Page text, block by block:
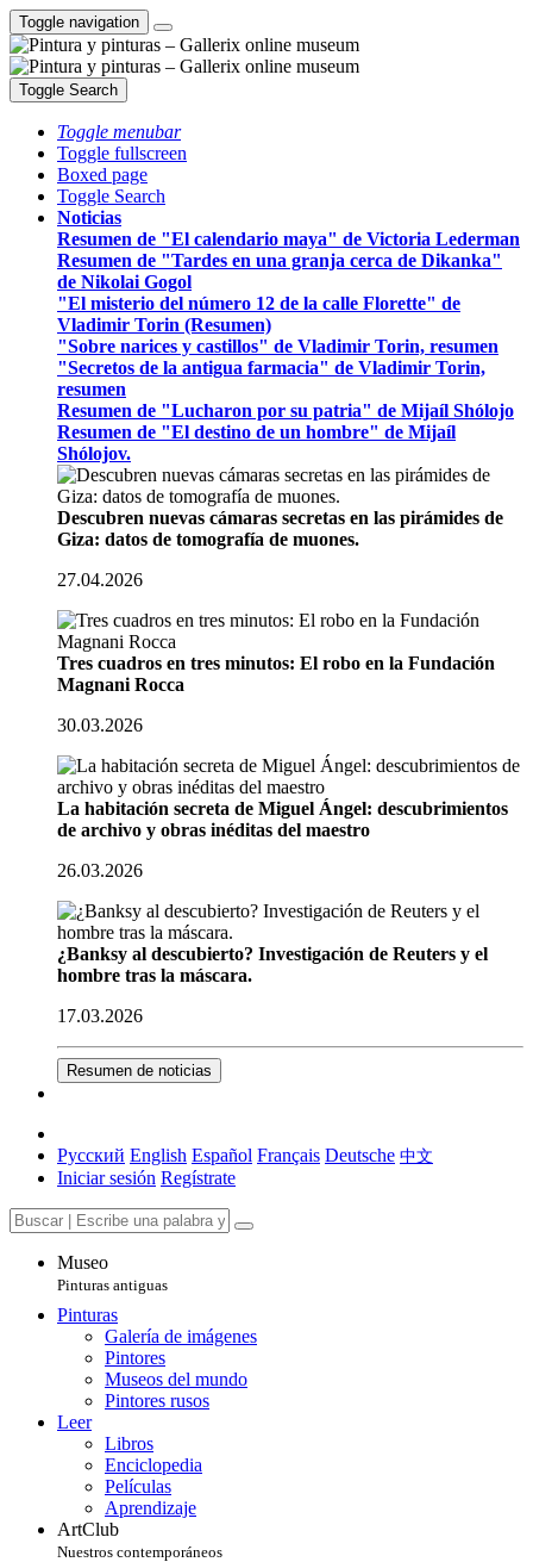
Toggle navigation
Toggle Search
Toggle menubar
Toggle fullscreen
Boxed page
Toggle Search
Noticias
Resumen de "El calendario maya" de Victoria Lederman
Resumen de "Tardes en una granja cerca de Dikanka"
de Nikolai Gogol
"El misterio del número 12 de la calle Florette" de
Vladimir Torin (Resumen)
"Sobre narices y castillos" de Vladimir Torin, resumen
"Secretos de la antigua farmacia" de Vladimir Torin,
resumen
Resumen de "Lucharon por su patria" de Mijaíl Shólojo
Resumen de "El destino de un hombre" de Mijaíl
Shólojov.
Descubren nuevas cámaras secretas en las pirámides de
Giza: datos de tomografía de muones.
27.04.2026
Tres cuadros en tres minutos: El robo en la Fundación
Magnani Rocca
30.03.2026
La habitación secreta de Miguel Ángel: descubrimientos
de archivo y obras inéditas del maestro
26.03.2026
¿Banksy al descubierto? Investigación de Reuters y el
hombre tras la máscara.
17.03.2026
Resumen de noticias
Русский English Español Français Deutsche 中文
Iniciar sesión Regístrate
Museo
Pinturas antiguas
Pinturas
Galería de imágenes
Pintores
Museos del mundo
Pintores rusos
Leer
Libros
Enciclopedia
Películas
Aprendizaje
ArtClub
Nuestros contemporáneos